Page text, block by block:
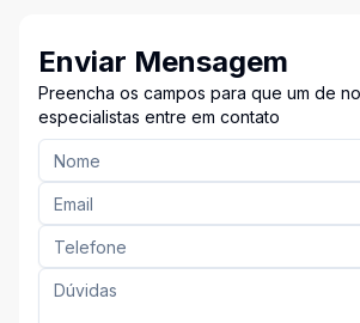
Enviar Mensagem
Preencha os campos para que um de
especialistas entre em contato